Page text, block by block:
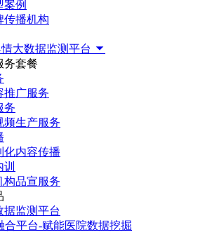
案例
传播机构
大数据监测平台
务套餐
推广服务
务
频生产服务
化内容传播
构品宣服务
据监测平台
合平台-赋能医院数据挖掘